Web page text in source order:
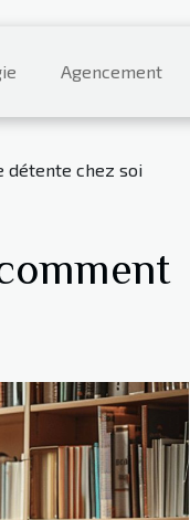
Agencement
détente chez soi